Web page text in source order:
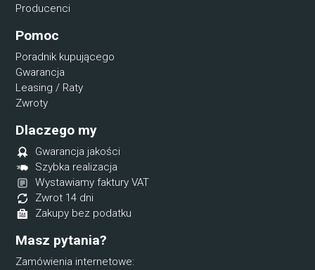
Producenci
Pomoc
Poradnik kupującego
Gwarancja
Leasing / Raty
Zwroty
Dlaczego my
Gwarancja jakości
Szybka realizacja
Wystawiamy faktury VAT
Zwrot 14 dni
Zakupy bez podatku
Masz pytania?
Zamówienia internetowe: